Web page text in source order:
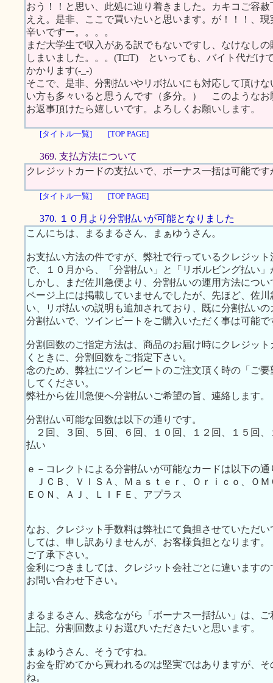
おう！！と思い、此処に辿り着きました。カキコご容赦
ええ。是非、ここで買いたいと思います。が！！！、
辛いですー。。。。
まだ大学生で収入がある訳でもないですし、なけなし
しまいました。。。(T□T) といっても、バイト代だけ
かかります(-_-)
そこで、是非、分割払いやリボ払いにも対応して頂け
い方も多々いると思うんです（多分。） このような
お返事頂けたら嬉しいです。よろしくお願いします。
[タイトル一覧] [TOP PAGE]
369. 支払方法について
クレジットカードの支払いで、ボーナス一括は可能です
[タイトル一覧] [TOP PAGE]
370. １０月より分割払いが可能となりました
こんにちは、まるまるさん、まぁゆうさん。
お支払い方法の件ですが、弊社で行っているクレジッ
で、１０月から、「分割払い」と「リボルビング払い
しかし、まだ佐川急便より、分割払いの運用方法につ
ページ上には掲載していませんでしたが、先ほど、佐
い、リボ払いの説明も追加されており、既に分割払い
分割払いで、ツインビートをご購入いただく事は可能で
分割回数のご指定方法は、商品のお届け時にクレジッ
くときに、分割回数をご指定下さい。
念のため、弊社にツインビートのご注文頂く時の「ご
してください。
弊社から佐川急便へ分割払いご希望の旨、連絡します。
分割払い可能な回数は以下の通りです。
２回、３回、５回、６回、１０回、１２回、１５回
払い
ｅ－コレクトによる分割払いが可能なカードは以下の通
ＪＣＢ、ＶＩＳＡ、Ｍａｓｔｅｒ、Ｏｒｉｃｏ、Ｏ
ＥＯＮ、ＡＪ、ＬＩＦＥ、アプラス
なお、クレジット手数料は弊社にて負担させていただ
しては、申し訳ありませんが、お客様負担となります。
ご了承下さい。
金利につきましては、クレジット会社ごとに違います
お問い合わせ下さい。
まるまるさん、残念ながら「ボーナス一括払い」は、
上記、分割回数よりお選びいただきたいと思います。
まぁゆうさん、そうですね。
お金を貯めてから買われるのは堅実ではありますが、
ね。